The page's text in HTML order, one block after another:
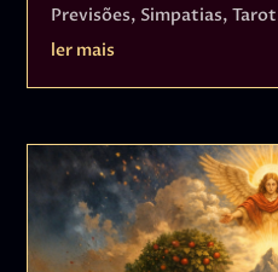
Previsões, Simpatias,Tarot
ler mais